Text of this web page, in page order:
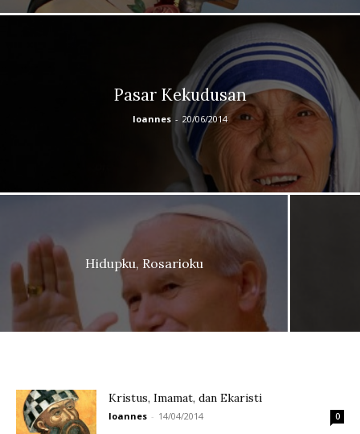
Pasar Kekudusan
Ioannes - 20/06/2014
Hidupku, Rosarioku
Kristus, Imamat, dan Ekaristi
Ioannes - 14/04/2014 0